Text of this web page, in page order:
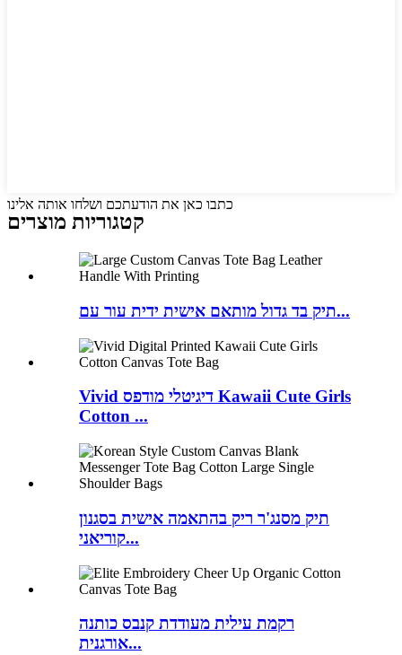
כתבו כאן את הודעתכם ושלחו אותה אלינו
קטגוריות מוצרים
תיק בד גדול מותאם אישית ידית עור עם...
Vivid דיגיטלי מודפס Kawaii Cute Girls
Cotton ...
תיק מסנג'ר ריק בהתאמה אישית בסגנון
קוריאני...
רקמת עילית מעודדת קנבס כותנה
אורגנית...